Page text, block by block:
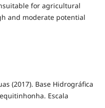
for agricultural
and moderate potential
(2017). Base Hidrográfica
Escala